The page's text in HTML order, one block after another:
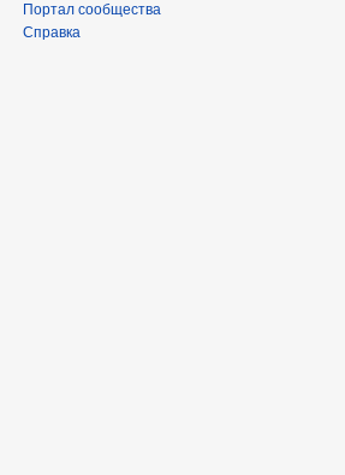
Портал сообщества
Справка